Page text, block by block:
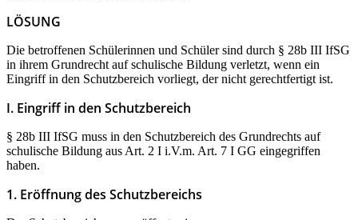
LÖSUNG
Die betroffenen Schülerinnen und Schüler sind durch § 28b III IfSG
in ihrem Grundrecht auf schulische Bildung verletzt, wenn ein
Eingriff in den Schutzbereich vorliegt, der nicht gerechtfertigt ist.
I. Eingriff in den Schutzbereich
§ 28b III IfSG muss in den Schutzbereich des Grundrechts auf
schulische Bildung aus Art. 2 I i.V.m. Art. 7 I GG eingegriffen
haben.
1. Eröffnung des Schutzbereichs